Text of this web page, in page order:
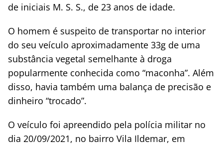
de iniciais M. S. S., de 23 anos de idade.
O homem é suspeito de transportar no interior
do seu veículo aproximadamente 33g de uma
substância vegetal semelhante à droga
popularmente conhecida como “maconha”. Além
disso, havia também uma balança de precisão e
dinheiro “trocado”.
O veículo foi apreendido pela polícia militar no
dia 20/09/2021, no bairro Vila Ildemar, em